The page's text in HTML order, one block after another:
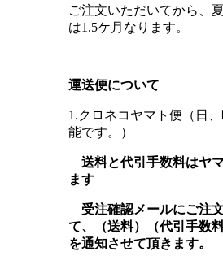
ご注文いただいてから、
は1.5ケ月なります。
運送便について
1.クロネコヤマト便（日
能です。）
送料と代引手数料はヤ
ます
受注確認メールにご注
て、（送料）（代引手数
を通知させて頂きます。